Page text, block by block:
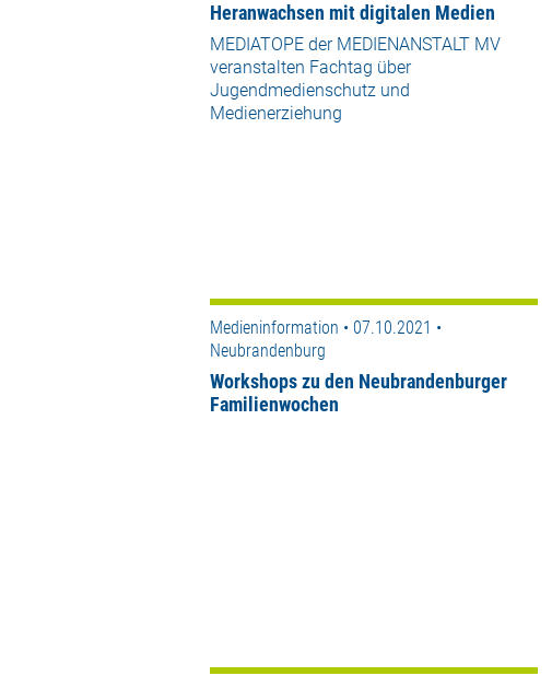
Heranwachsen mit digitalen Medien
MEDIATOPE der MEDIENANSTALT MV
veranstalten Fachtag über
Jugendmedienschutz und
Medienerziehung
Medieninformation • 07.10.2021 •
Neubrandenburg
Workshops zu den Neubrandenburger
Familienwochen